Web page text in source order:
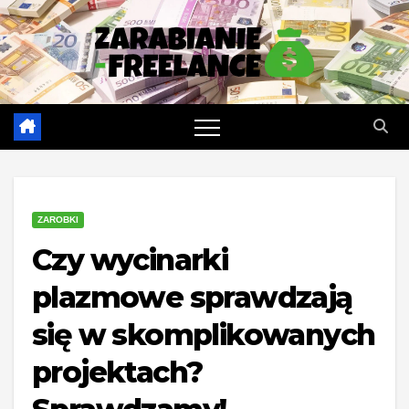
Skip
to
content
ZAROBKI
Czy wycinarki
plazmowe sprawdzają
się w skomplikowanych
projektach?